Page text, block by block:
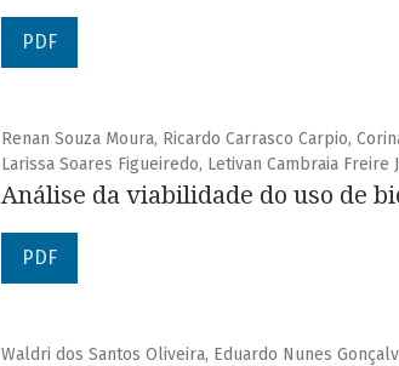
PDF
Renan Souza Moura, Ricardo Carrasco Carpio,
Larissa Soares Figueiredo, Letivan Cambraia Freire
Análise da viabilidade do uso de
PDF
Waldri dos Santos Oliveira, Eduardo Nunes